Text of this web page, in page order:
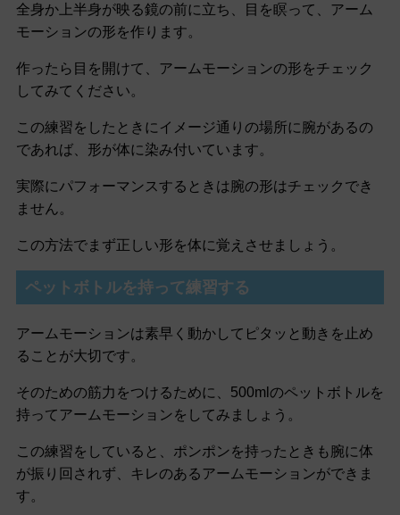
全身か上半身が映る鏡の前に立ち、目を瞑って、アーム
モーションの形を作ります。
作ったら目を開けて、アームモーションの形をチェック
してみてください。
この練習をしたときにイメージ通りの場所に腕があるの
であれば、形が体に染み付いています。
実際にパフォーマンスするときは腕の形はチェックでき
ません。
この方法でまず正しい形を体に覚えさせましょう。
ペットボトルを持って練習する
アームモーションは素早く動かしてピタッと動きを止め
ることが大切です。
そのための筋力をつけるために、500mlのペットボトルを
持ってアームモーションをしてみましょう。
この練習をしていると、ポンポンを持ったときも腕に体
が振り回されず、キレのあるアームモーションができま
す。